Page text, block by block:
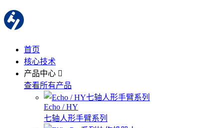
首页
核心技术
产品中心
查看所有产品
Echo / HY
七轴人形手臂系列